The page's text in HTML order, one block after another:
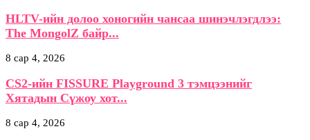
HLTV-ийн долоо хоногийн чансаа шинэчлэгдлээ:
The MongolZ байр...
8 сар 4, 2026
CS2-ийн FISSURE Playground 3 тэмцээнийг
Хятадын Сүжоу хот...
8 сар 4, 2026